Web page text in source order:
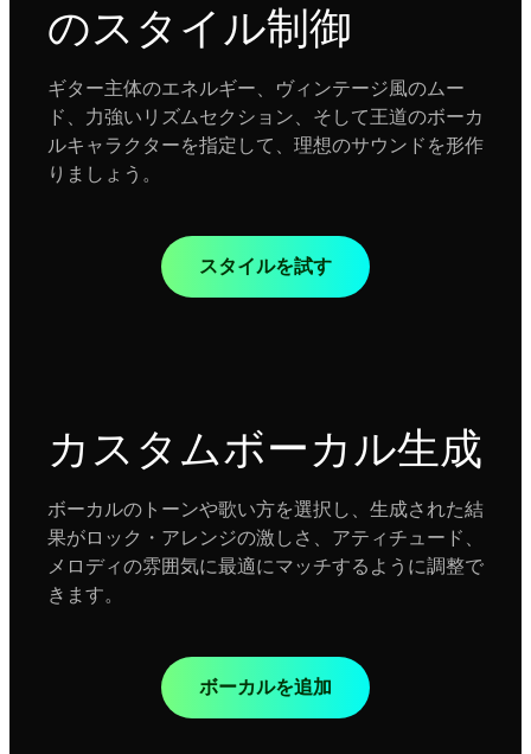
のスタイル制御
ギター主体のエネルギー、ヴィンテージ風のムー
ド、力強いリズムセクション、そして王道のボーカ
ルキャラクターを指定して、理想のサウンドを形作
りましょう。
スタイルを試す
カスタムボーカル生成
ボーカルのトーンや歌い方を選択し、生成された結
果がロック・アレンジの激しさ、アティチュード、
メロディの雰囲気に最適にマッチするように調整で
きます。
ボーカルを追加